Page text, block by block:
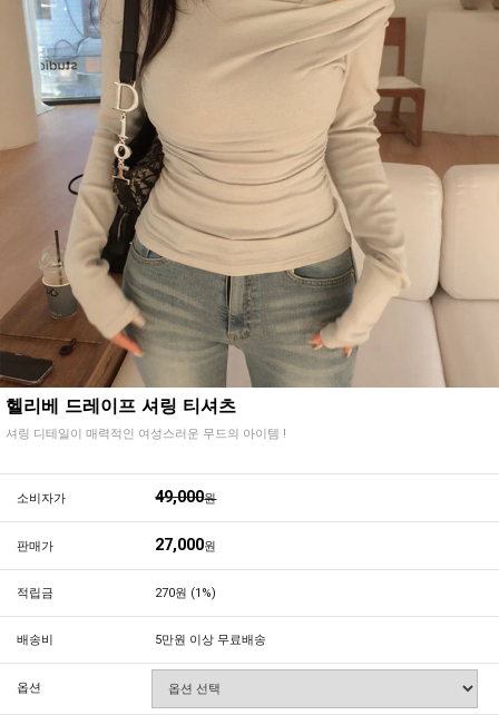
헬리베 드레이프 셔링 티셔츠
셔링 디테일이 매력적인 여성스러운 무드의 아이템 !
소비자가 49,000원
판매가 27,000원
적립금 270원 (1%)
배송비 5만원 이상 무료배송
옵션